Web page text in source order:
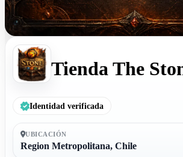
Tienda The
Identidad verificada
UBICACIÓN
Region Metropolitana, Chile